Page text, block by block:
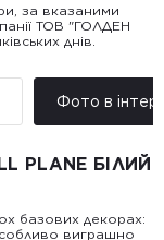
за вказаними
ТОВ "ГОЛДЕН
днів.
за рахунок
кур’єра.
Фото в
PLANE БІЛИЙ
базових декорах:
виграшно